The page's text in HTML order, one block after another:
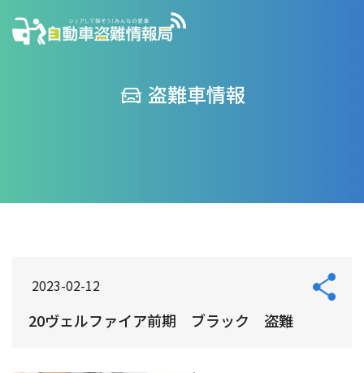
盗難車情報
2023-02-12
20ヴェルファイア前期 ブラック 盗難